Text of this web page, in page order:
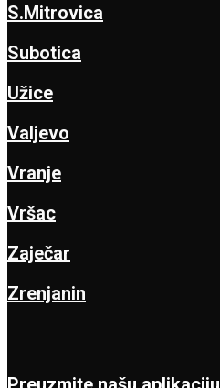
S.Mitrovica
Subotica
Užice
Valjevo
Vranje
Vršac
Zaječar
Zrenjanin